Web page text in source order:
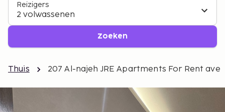
Reizigers
2 volwassenen
Zoeken
Thuis 207 Al-najeh JRE Apartments For Rent ave